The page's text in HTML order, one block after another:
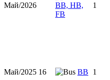
Май/2026
BB, HB,
FB
1
Май/2025 16 BB 1